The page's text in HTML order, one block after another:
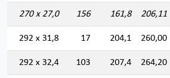
270 x 27,0 156 161,8 206,11
292 x 31,8 17 204,1 260,00
292 x 32,4 103 207,4 264,20